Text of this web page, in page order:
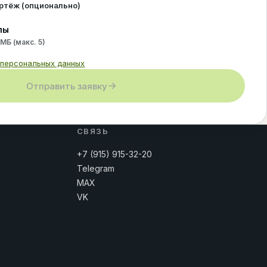
(опционально)
МБ (макс.5)
данных
Отправить заявку
СВЯЗЬ
+7 (915) 915-32-20
Telegram
MAX
VK